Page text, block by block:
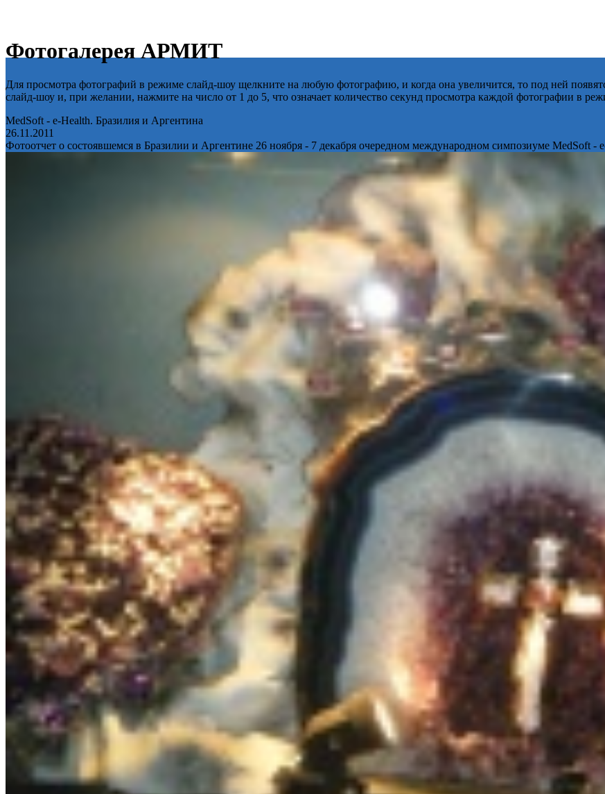
Фотогалерея АРМИТ
Для просмотра фотографий в режиме слайд-шоу щелкните на любую фотографию, и когда она увеличится, то под ней
слайд-шоу и, при желании, нажмите на число от 1 до 5, что означает количество секунд просмотра каждой фотографии в
MedSoft - e-Health. Бразилия и Аргентина
26.11.2011
Фотоотчет о состоявшемся в Бразилии и Аргентине 26 ноября - 7 декабря очередном международном симпозиуме MedSoft -